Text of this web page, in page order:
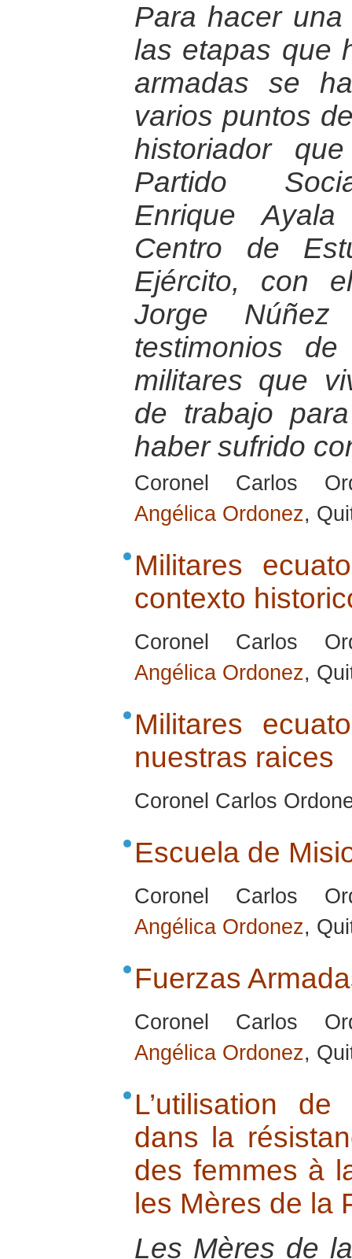
Para hacer
las etapas que
armadas se
varios puntos
historiador
Partido
Enrique
Centro de
Ejército, con
Jorge
testimonios
militares que
de trabajo
haber sufrido
Coronel Carlos
Angélica Ordonez,
Militares
contexto
Coronel Carlos
Angélica Ordonez,
Militares
nuestras raices
Coronel Carlos
Escuela de
Coronel Carlos
Angélica Ordonez,
Fuerzas
Coronel Carlos
Angélica Ordonez,
L’utilisation
dans la
des femmes à
les Mères de la
Les Mères de